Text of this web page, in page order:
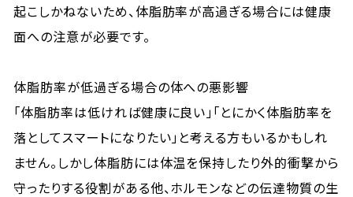
起こしかねないため、体脂肪率が高過ぎる場合には健康
面への注意が必要です。
体脂肪率が低過ぎる場合の体への悪影響
「体脂肪率は低ければ健康に良い」「とにかく体脂肪率を
落としてスマートになりたい」と考える方もいるかもしれ
ません。しかし体脂肪には体温を保持したり外的衝撃から
守ったりする役割がある他、ホルモンなどの伝達物質の生